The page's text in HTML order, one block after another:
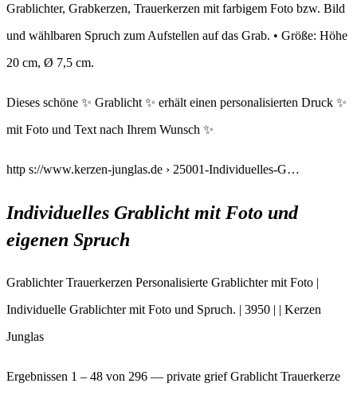
Grablichter, Grabkerzen, Trauerkerzen mit farbigem Foto bzw. Bild
und wählbaren Spruch zum Aufstellen auf das Grab. • Größe: Höhe
20 cm, Ø 7,5 cm.
Dieses schöne ✨ Grablicht ✨ erhält einen personalisierten Druck ✨
mit Foto und Text nach Ihrem Wunsch ✨
http s://www.kerzen-junglas.de › 25001-Individuelles-G…
Individuelles Grablicht mit Foto und
eigenen Spruch
Grablichter Trauerkerzen Personalisierte Grablichter mit Foto |
Individuelle Grablichter mit Foto und Spruch. | 3950 | | Kerzen
Junglas
Ergebnissen 1 – 48 von 296 — private grief Grablicht Trauerkerze